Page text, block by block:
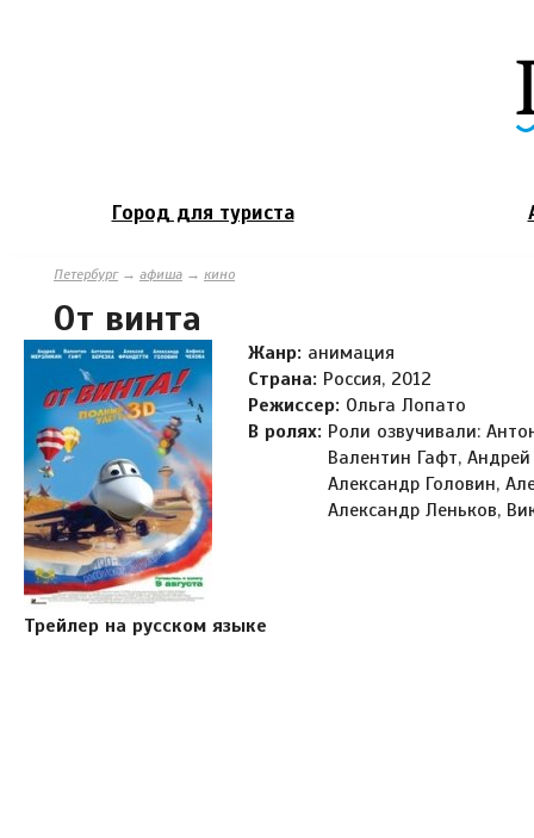
Город для туриста
Петербург→ афиша → кино
От винта
Жанр: анимация
Страна: Россия, 2012
Режиссер: Ольга Лопато
В ролях: Роли озвучивали:
Валентин Гафт,
Александр Головин,
Александр Леньков,
Трейлер на русском языке